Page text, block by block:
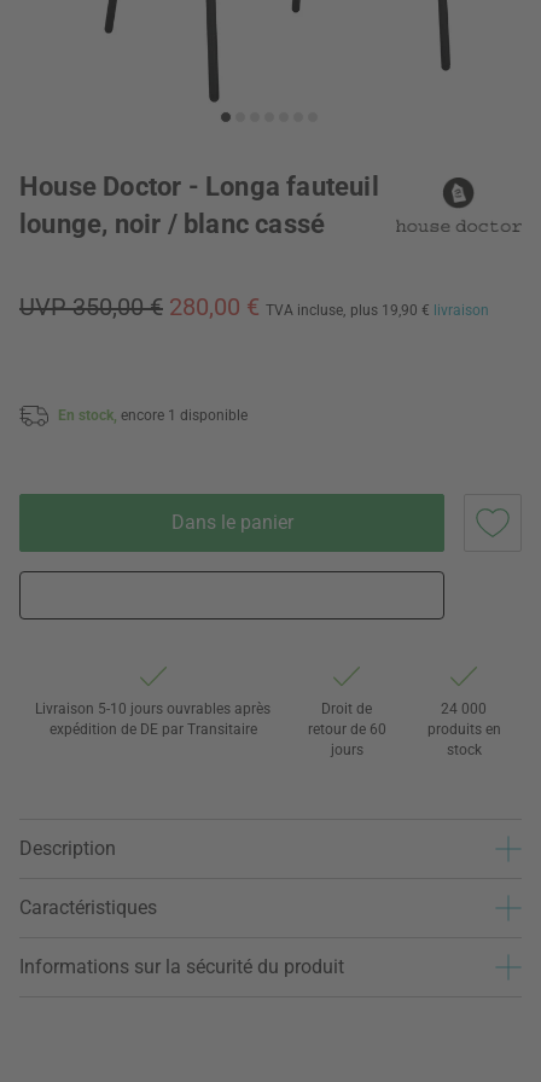
House Doctor - Longa fauteuil
lounge, noir / blanc cassé
UVP 350,00 € 280,00 € TVA incluse, plus 19,90 € livraison
En stock, encore 1 disponible
Dans le panier
Livraison 5-10 jours ouvrables après
expédition de DE par Transitaire
Droit de
retour de 60
jours
24 000
produits en
stock
Description
Caractéristiques
Informations sur la sécurité du produit